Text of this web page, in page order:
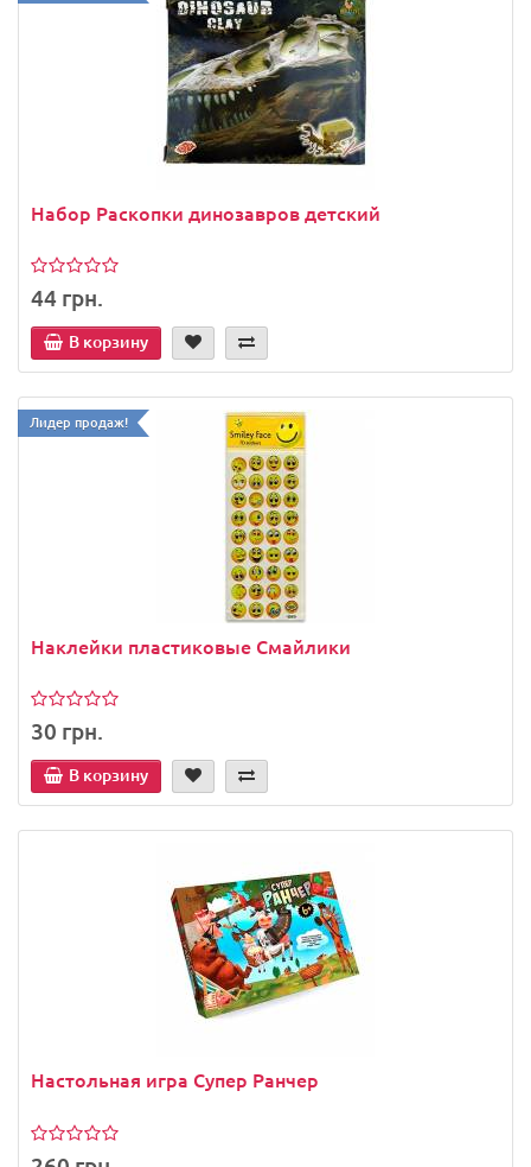
Набор Раскопки динозавров детский
44 грн.
В корзину
Лидер продаж!
Наклейки пластиковые Смайлики
30 грн.
В корзину
Настольная игра Супер Ранчер